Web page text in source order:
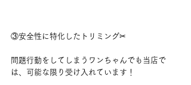
③安全性に特化したトリミング✂︎
問題行動をしてしまうワンちゃんでも当店で
は、可能な限り受け入れています！